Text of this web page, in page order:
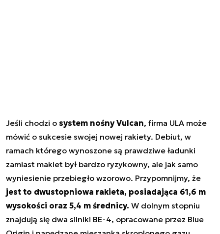
Jeśli chodzi o system nośny Vulcan, firma ULA może
mówić o sukcesie swojej nowej rakiety. Debiut, w
ramach którego wynoszone są prawdziwe ładunki
zamiast makiet był bardzo ryzykowny, ale jak samo
wyniesienie przebiegło wzorowo. Przypomnijmy, że
jest to dwustopniowa rakieta, posiadająca 61,6 m
wysokości oraz 5,4 m średnicy. W dolnym stopniu
znajdują się dwa silniki BE-4, opracowane przez Blue